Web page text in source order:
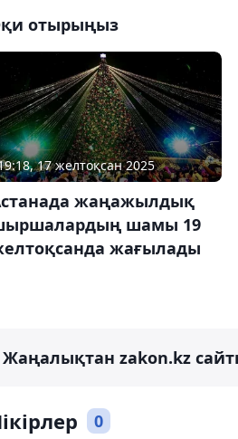
отырыңыз
17 желтоқсан 2025
жаңажылдық
шамы 19
жағылады
Жаңалықтан zakon.kz
0